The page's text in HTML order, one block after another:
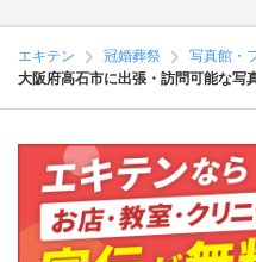
エキテン 冠婚葬祭
写真館・
大阪府高石市に出張・訪問可能な写